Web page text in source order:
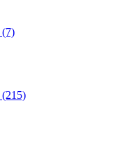
(7)
(215)